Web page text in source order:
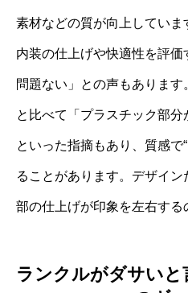
素材などの質が向上してい
内装の仕上げや快適性を評
問題ない」との声もありま
と比べて「プラスチック部分
といった指摘もあり、質感で
ることがあります。デザイ
部の仕上げが印象を左右する
ランクルがダサい